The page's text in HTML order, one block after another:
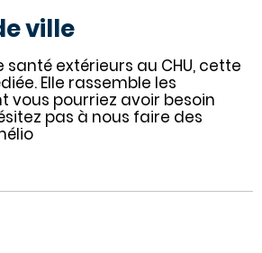
ville
santé extérieurs au CHU, cette
Elle rassemble les
vous pourriez avoir besoin
pas à nous faire des